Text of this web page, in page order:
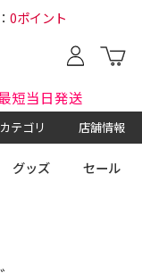
0ポイント
短当日発送
カテゴリ 店舗情報
グッズ セール